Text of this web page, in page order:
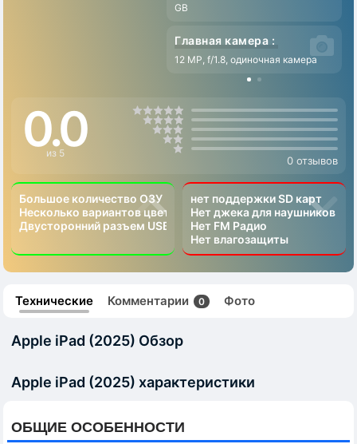
GB
Главная камера :
12 MP, f/1.8, одиночная камера
0.0
из 5
0 отзывов
Большое количество ОЗУ
Несколько вариантов цвета
Двусторонний разъем USB Type-C
нет поддержки SD карт
Нет джека для наушников
Нет FM Радио
Нет влагозащиты
Технические Комментарии 0 Фото
Apple iPad (2025) Обзор
Apple iPad (2025) характеристики
ОБЩИЕ ОСОБЕННОСТИ